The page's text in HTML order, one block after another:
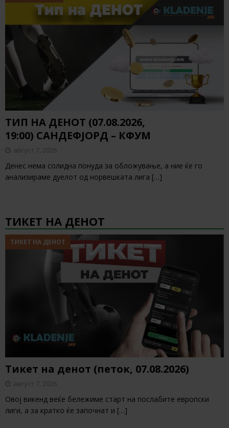
ТИП НА ДЕНОТ (07.08.2026,
19:00) САНДЕФЈОРД – КФУМ
август 7, 2026
Денес нема солидна понуда за обложување, а ние ќе го
анализираме дуелот од норвешката лига […]
ТИКЕТ НА ДЕНОТ
ТИКЕТ НА ДЕНОТ
Тикет на денот (петок, 07.08.2026)
август 7, 2026
Овој викенд веќе бележиме старт на послабите европски
лиги, а за кратко ќе започнат и […]